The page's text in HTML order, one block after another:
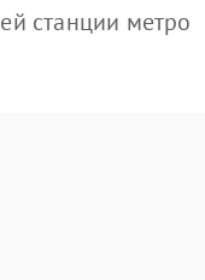
станции метро